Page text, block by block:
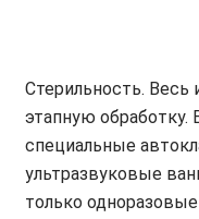
Стерильность. Весь
этапную обработку.
специальные
ультразвуковые
только